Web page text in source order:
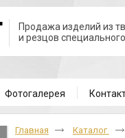
Продажа изделий из
и резцов
Фотогалерея
Главная
Каталог